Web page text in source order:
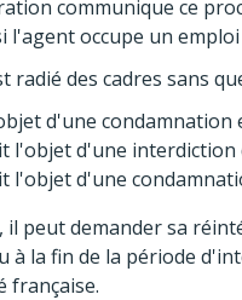
communique ce
l'agent occupe un
radié des cadres sans
d'une condamnation
l'objet d'une
l'objet d'une
il peut demander sa
à la fin de la période
française.